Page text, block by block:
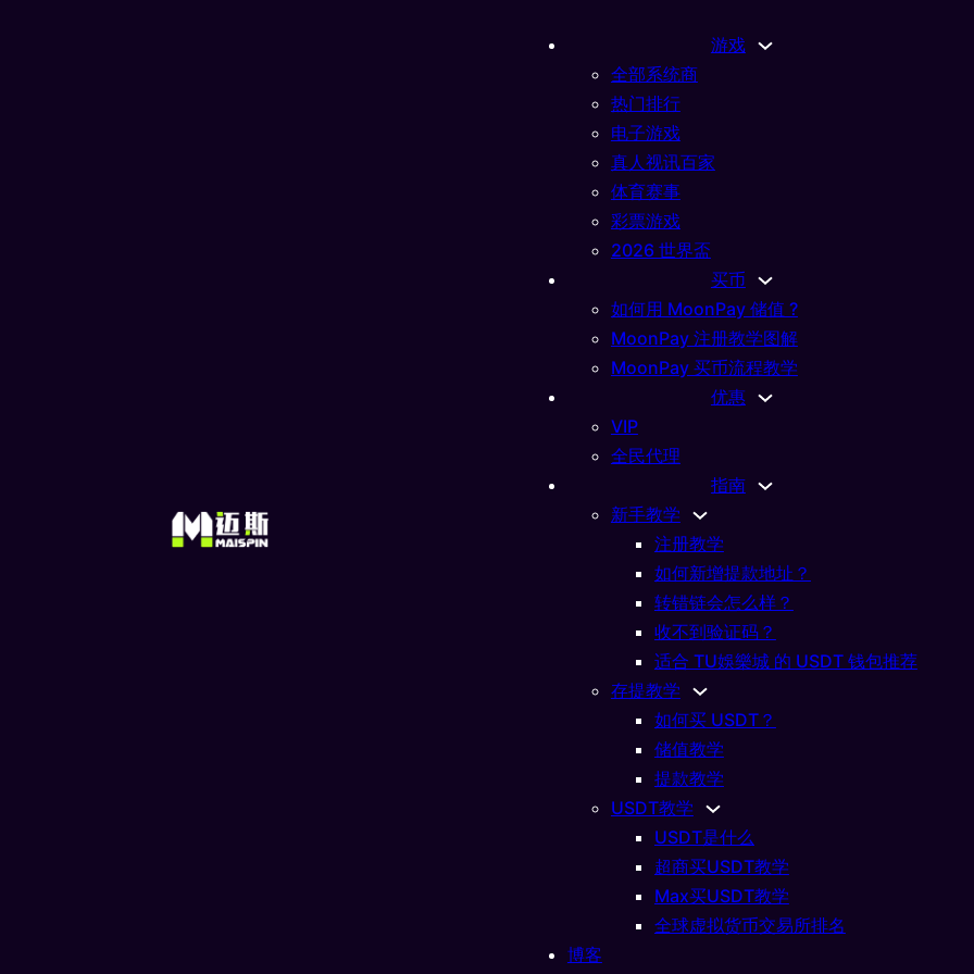
游戏
全部系统商
热门排行
电子游戏
真人视讯百家
体育赛事
彩票游戏
2026 世界盃
买币
如何用 MoonPay 储值 ?
MoonPay 注册教学图解
MoonPay 买币流程教学
优惠
VIP
全民代理
指南
新手教学
注册教学
如何新增提款地址？
转错链会怎么样？
收不到验证码？
适合 TU娛樂城 的 USDT 钱包推荐
存提教学
如何买 USDT？
储值教学
提款教学
USDT教学
USDT是什么
超商买USDT教学
Max买USDT教学
全球虚拟货币交易所排名
博客
USDT教学
TRC20 USDT钱包与各链别比较｜哪种
05/14/2026